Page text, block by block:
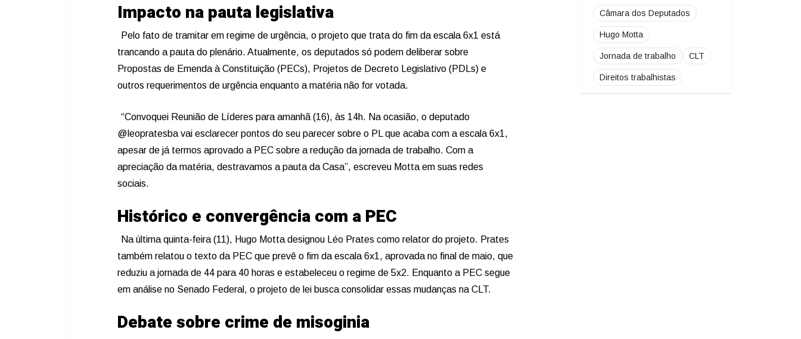
Impacto na pauta legislativa
Pelo fato de tramitar em regime de urgência, o projeto que trata do fim da escala 6x1 está
trancando a pauta do plenário. Atualmente, os deputados só podem deliberar sobre
Propostas de Emenda à Constituição (PECs), Projetos de Decreto Legislativo (PDLs) e
outros requerimentos de urgência enquanto a matéria não for votada.
“Convoquei Reunião de Líderes para amanhã (16), às 14h. Na ocasião, o deputado
@leopratesba vai esclarecer pontos do seu parecer sobre o PL que acaba com a escala 6x1,
apesar de já termos aprovado a PEC sobre a redução da jornada de trabalho. Com a
apreciação da matéria, destravamos a pauta da Casa”, escreveu Motta em suas redes
sociais.
Histórico e convergência com a PEC
Na última quinta-feira (11), Hugo Motta designou Léo Prates como relator do projeto. Prates
também relatou o texto da PEC que prevê o fim da escala 6x1, aprovada no final de maio, que
reduziu a jornada de 44 para 40 horas e estabeleceu o regime de 5x2. Enquanto a PEC segue
em análise no Senado Federal, o projeto de lei busca consolidar essas mudanças na CLT.
Debate sobre crime de misoginia
Câmara dos Deputados
Hugo Motta
Jornada de trabalho CLT
Direitos trabalhistas